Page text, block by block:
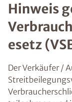
Hinweis
esetz
Der Verkäufer /